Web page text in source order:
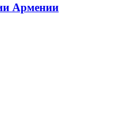
Армении